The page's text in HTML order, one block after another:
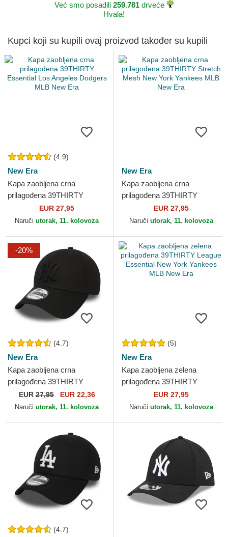
Već smo posadili 259.781drveće
Hvala!
Kupci koji su kupili ovaj proizvod također su kupili
(4.9)
New Era
Kapa zaobljena crna
prilagođena 39THIRTY
Essential Los Angeles
Dodgers MLB New Era
EUR 27,95
Naruči utorak, 11. kolovoza
New Era
Kapa zaobljena crna
prilagođena 39THIRTY
Stretch Mesh New York
Yankees MLB New Era
EUR 27,95
Naruči utorak, 11. kolovoza
-20%
(4.7)
New Era
Kapa zaobljena crna
prilagođena 39THIRTY
Classic New York Yankees
MLB New Era
EUR27,95 EUR 22,36
Naruči utorak, 11. kolovoza
(5)
New Era
Kapa zaobljena zelena
prilagođena 39THIRTY
League Essential New York
Yankees MLB New Era
EUR 27,95
Naruči utorak, 11. kolovoza
(4.7)